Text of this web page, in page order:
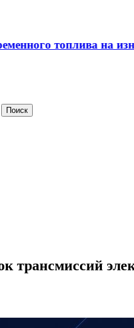
на износ и
трансмиссий